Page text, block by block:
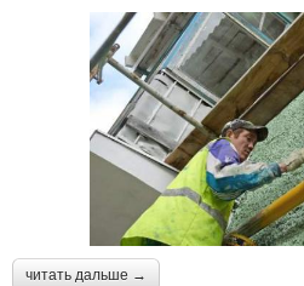
читать дальше →